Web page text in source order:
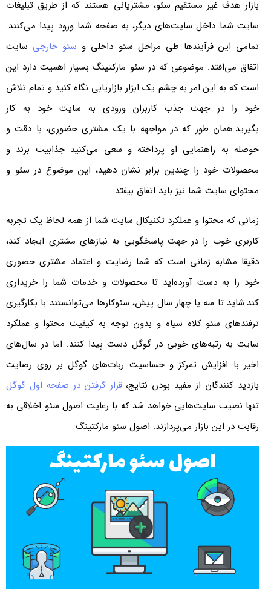
بازار هدف غیر مستقیم سئو، مشتریانی هستند که از طریق تبلیغات
سایت شما داخل سایت‌های دیگر، به صفحه شما ورود پیدا می‌کنند.
تمامی این فرآیندها طی مراحل سئو داخلی و سئو خارجیسایت
اتفاق می‌افتد. موضوعی که در سئو مارکتینگ بسیار اهمیت دارد این
است که به این امر به چشم یک ابزار بازاریابی نگاه کنید و تمام تلاش
خود را در جهت جذب کاربران ورودی به سایت خود به کار
بگیرید.همان طور که در مواجهه با یک مشتری حضوری، با دقت و
حوصله به راهنمایی او پرداخته و سعی می‌کنید جذابیت برند و
محصولات خود را چندین برابر نشان دهید، این موضوع در سئو و
محتوای سایت شما نیز باید اتفاق بیفتد.
زمانی که محتوا و عملکرد تکنیکال سایت شما از همه لحاظ یک تجربه
کاربری خوب را در جهت پاسخگویی به نیازهای مشتری ایجاد کند،
دقیقا مشابه زمانی است که شما رضایت و اعتماد مشتری حضوری
خود را به دست آورده‌اید تا محصولات و خدمات شما را خریداری
کند.شاید تا سه یا چهار سال پیش، سئوکارها می‌توانستند با بکارگیری
ترفندهای سئو کلاه سیاه و بدون توجه به کیفیت محتوا و عملکرد
سایت به رتبه‌های خوبی در گوگل دست پیدا کنند. اما در سال‌های
اخیر با افزایش تمرکز و حساسیت ربات‌های گوگل بر روی رضایت
بازدید کنندگان از مفید بودن نتایج، قرار گرفتن در صفحه اول گوگل
تنها نصیب سایت‌هایی خواهد شد که با رعایت اصول سئو اخلاقی به
رقابت در این بازار می‌پردازند. اصول سئو مارکتینگ